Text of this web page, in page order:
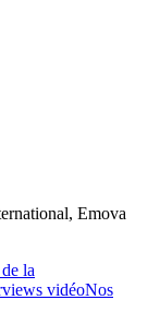
Emova
la
vidéoNos